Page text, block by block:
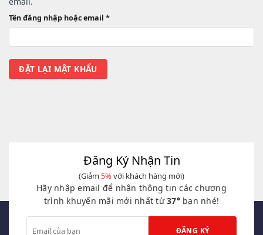
Tên đăng nhập hoặc email *Bắt
buộc
ĐẶT LẠI MẬT KHẨU
Đăng Ký Nhận Tin
(Giảm 5%với khách hàng mới)
Hãy nhập email để nhận thông tin các chương
trình khuyến mãi mới nhất từ37°bạn nhé!